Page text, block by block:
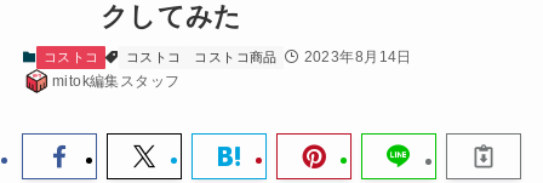
クしてみた
コストコ コストコ コストコ商品
2023年8月14日
mitok編集スタッフ